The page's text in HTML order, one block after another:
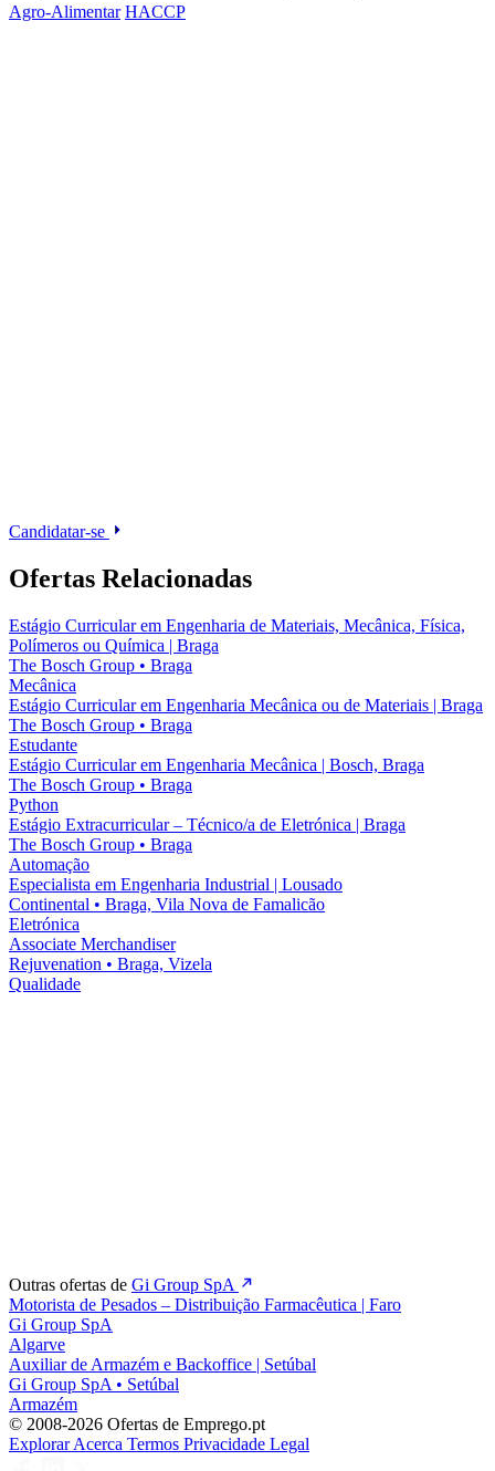
Agro-Alimentar HACCP
Candidatar-se
Ofertas Relacionadas
Estágio Curricular em Engenharia de Materiais, Mecânica, Física,
Polímeros ou Química | Braga
The Bosch Group • Braga
Mecânica
Estágio Curricular em Engenharia Mecânica ou de Materiais | Braga
The Bosch Group • Braga
Estudante
Estágio Curricular em Engenharia Mecânica | Bosch, Braga
The Bosch Group • Braga
Python
Estágio Extracurricular – Técnico/a de Eletrónica | Braga
The Bosch Group • Braga
Automação
Especialista em Engenharia Industrial | Lousado
Continental • Braga, Vila Nova de Famalicão
Eletrónica
Associate Merchandiser
Rejuvenation • Braga, Vizela
Qualidade
Outras ofertas de Gi Group SpA
Motorista de Pesados – Distribuição Farmacêutica | Faro
Gi Group SpA
Algarve
Auxiliar de Armazém e Backoffice | Setúbal
Gi Group SpA • Setúbal
Armazém
© 2008-2026 Ofertas de Emprego.pt
ExplorarAcerca Termos Privacidade Legal